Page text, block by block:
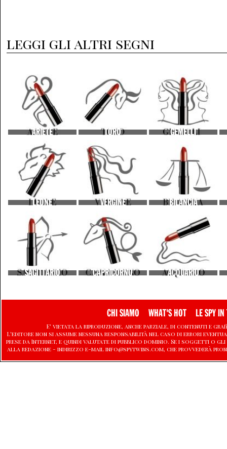
leggi gli altri segni
ARIETE TORO GEMELLI
LEONE VERGINE BILANCIA
SAGITTARIO CAPRICORNO ACQUARIO
CHI SIAMO WHAT'S HOT LE SPY IN
E' vietata la riproduzione, anche parziale, di contenuti e
L'editore non si assume nessuna responsabilità nel caso di errori
prese da Internet, e quindi valutate di pubblico dominio. Se i soggetti
alla redazione - indirizzo e-mail info@spytwins.com, che provvederà